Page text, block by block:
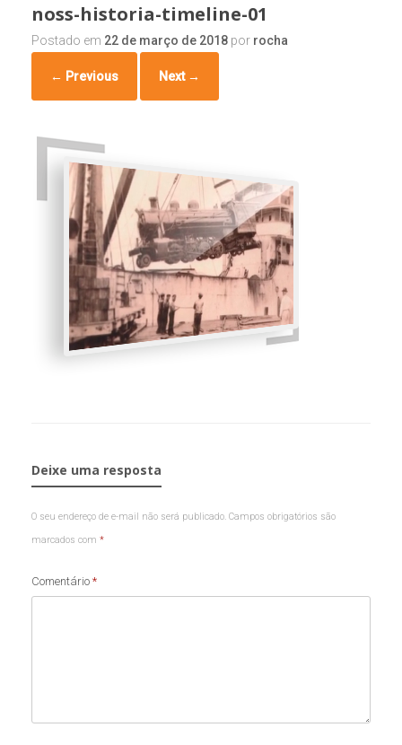
noss-historia-timeline-01
Postado em 22 de março de 2018 por rocha
← Previous Next →
Deixe uma resposta
O seu endereço de e-mail não será publicado. Campos obrigatórios são
marcados com *
Comentário *